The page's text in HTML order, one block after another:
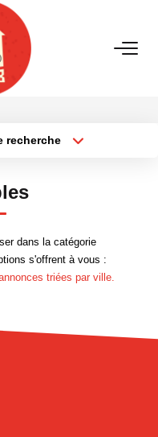
recherche
Créer une alerte
dans la catégorie
s'offrent à vous :
triées par ville.